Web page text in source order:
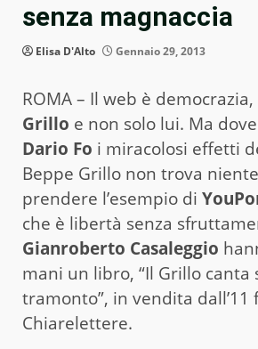
senza magnaccia
Elisa D'Alto Gennaio 29, 2013
ROMA – Il web è
Grillo e non solo lui. Ma
Dario Fo i miracolosi effetti
Beppe Grillo non trova
prendere l’esempio di
che è libertà senza
Gianroberto Casaleggio
mani un libro, “Il Grillo canta
tramonto”, in vendita
Chiarelettere.